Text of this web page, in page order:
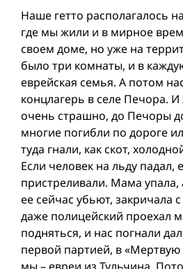
Наше гетто располагалось
где мы жили и в мирное
своем доме, но уже на
было три комнаты, и в
еврейская семья. А потом
концлагерь в селе Печора.
очень страшно, до Печоры
многие погибли по дороге
туда гнали, как скот,
Если человек на льду падал,
пристреливали. Мама упала,
ее сейчас убьют, закричала
даже полицейский проехал
подняться, и нас погнали
первой партией, в